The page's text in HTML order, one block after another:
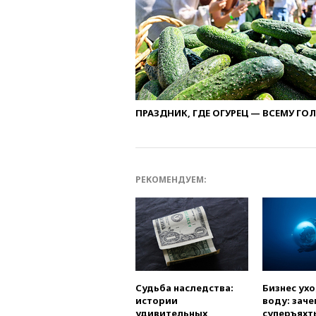
ПРАЗДНИК, ГДЕ ОГУРЕЦ — ВСЕМУ
РЕКОМЕНДУЕМ:
Судьба наследства:
истории
удивительных
Бизнес
воду: